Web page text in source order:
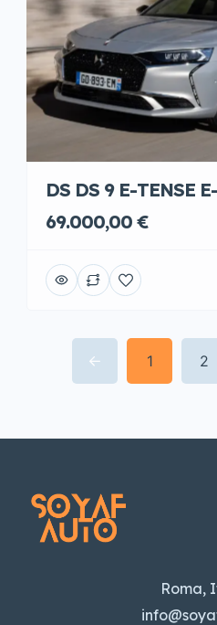
DS DS 9 E-TENSE
69.000,00 €
1 2
Roma,